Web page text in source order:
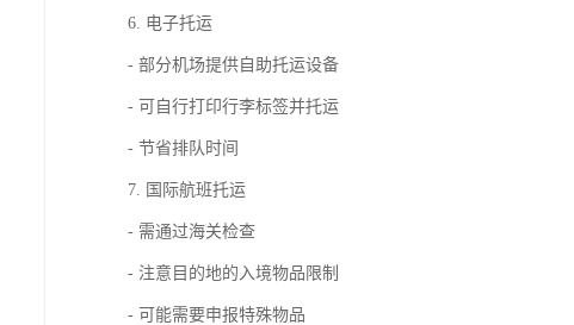
6. 电子托运
- 部分机场提供自助托运设备
- 可自行打印行李标签并托运
- 节省排队时间
7. 国际航班托运
- 需通过海关检查
- 注意目的地的入境物品限制
- 可能需要申报特殊物品